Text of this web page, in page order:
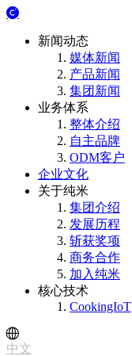
新闻动态
媒体新闻
产品新闻
集团新闻
业务体系
整体介绍
自主品牌
ODM客户
企业文化
关于纯米
集团介绍
发展历程
斩获奖项
商务合作
加入纯米
核心技术
CookingIoT
中文